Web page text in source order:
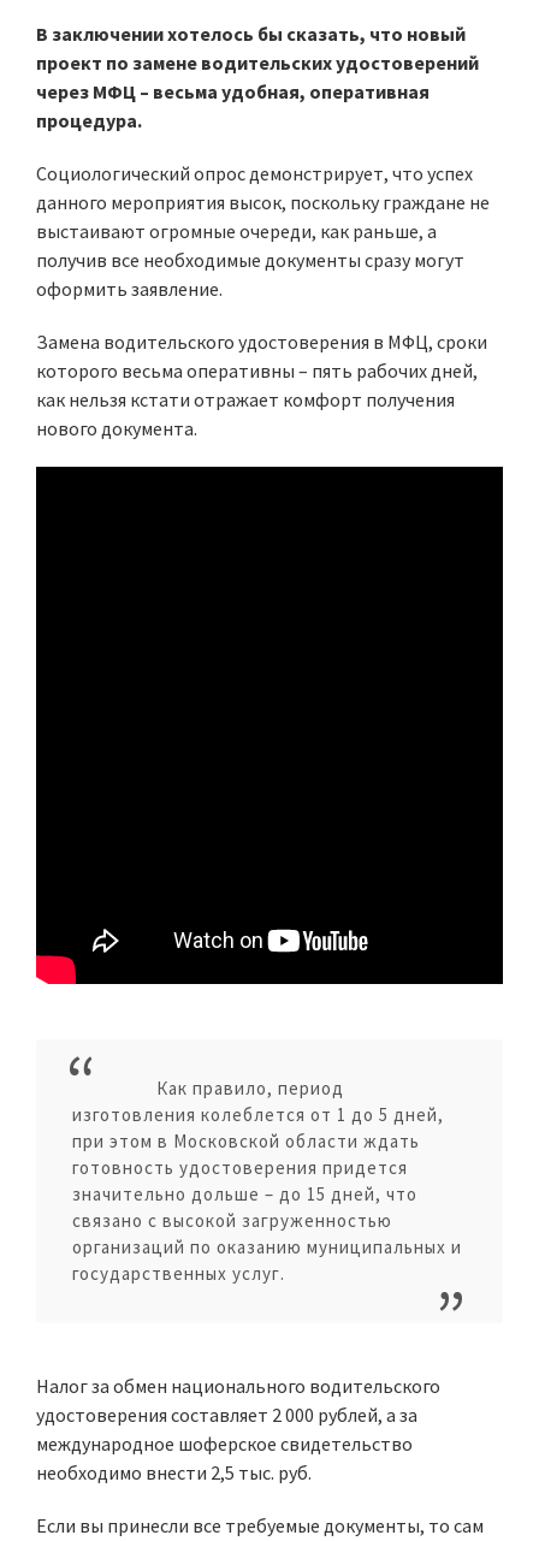
В заключении хотелось бы сказать, что новый
проект по замене водительских удостоверений
через МФЦ – весьма удобная, оперативная
процедура.
Социологический опрос демонстрирует, что успех
данного мероприятия высок, поскольку граждане не
выстаивают огромные очереди, как раньше, а
получив все необходимые документы сразу могут
оформить заявление.
Замена водительского удостоверения в МФЦ, сроки
которого весьма оперативны – пять рабочих дней,
как нельзя кстати отражает комфорт получения
нового документа.
Как правило, период
изготовления колеблется от 1 до 5 дней,
при этом в Московской области ждать
готовность удостоверения придется
значительно дольше – до 15 дней, что
связано с высокой загруженностью
организаций по оказанию муниципальных и
государственных услуг.
Налог за обмен национального водительского
удостоверения составляет 2 000 рублей, а за
международное шоферское свидетельство
необходимо внести 2,5 тыс. руб.
Если вы принесли все требуемые документы, то сам